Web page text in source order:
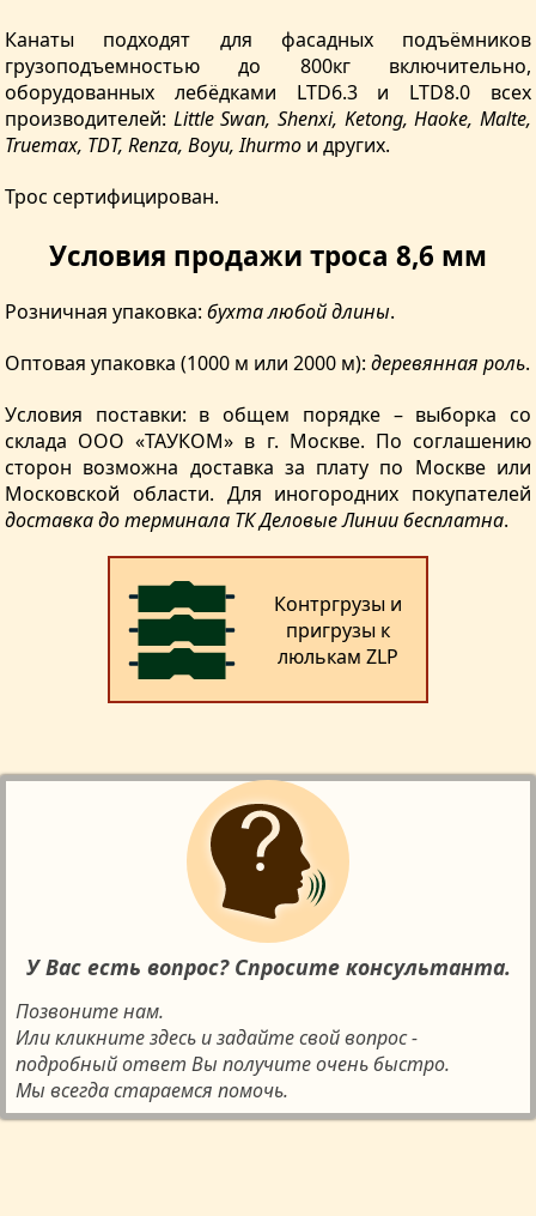
Канаты подходят для фасадных подъёмников
грузоподъемностью до 800кг включительно,
оборудованных лебёдками LTD6.3 и LTD8.0 всех
производителей: Little Swan, Shenxi, Ketong, Haoke, Malte,
Truemax, TDT, Renza, Boyu, Ihurmo и других.
Трос сертифицирован.
Условия продажи троса 8,6 мм
Розничная упаковка: бухта любой длины.
Оптовая упаковка (1000 м или 2000 м): деревянная роль.
Условия поставки: в общем порядке – выборка со
склада ООО «ТАУКОМ» в г. Москве. По соглашению
сторон возможна доставка за плату по Москве или
Московской области. Для иногородних покупателей
доставка до терминала ТК Деловые Линии бесплатна.
Контргрузы и
пригрузы к
люлькам ZLP
У Вас есть вопрос? Спросите консультанта.
Позвоните нам.
Или кликните здесь и задайте свой вопрос -
подробный ответ Вы получите очень быстро.
Мы всегда стараемся помочь.